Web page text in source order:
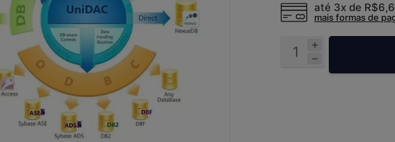
até 3x de
mais formas de